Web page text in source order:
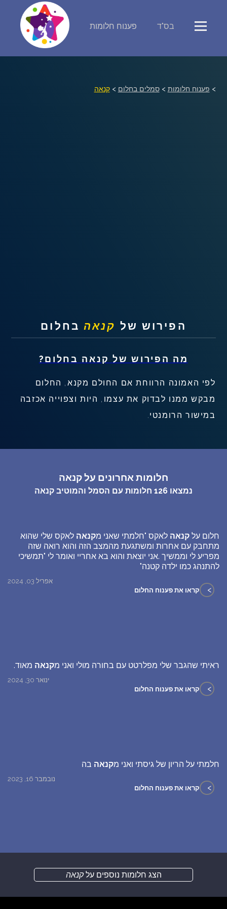
פענוח חלומות
בס"ד
סמלים בחלום
מדיניות פרטיות
הסכם שימוש
1
> פענוח חלומות >סמלים בחלום >קנאה
הפירוש של קנאה בחלום
מה הפירוש של קנאה בחלום?
לפי האמונה הרווחת אם החולם מקנא, החלום
מבקש ממנו לבדוק את עצמו, היות וצפוייה אכזבה
במישור הרומנטי.
חלומות אחרונים על קנאה
נמצאו 126 חלומות עם הסמל והמוטיב קנאה
חלום על קנאה לאקס "חלמתי שאני מקנאה לאקס שלי שהוא
מתחבק עם אחרות ומשתגעת מהמצב הזה והוא רואה שזה
מפריע לי וממשיך .אני יוצאת והוא בא אחריי ואומר לי "תמשיכי
להתנהג כמו ילדה קטנה"
אפריל 03, 2024
> קראו את פענוח החלום
ראיתי שהגבר שלי מפלרטט עם בחורה מולי ואני מקנאה מאוד.
ינואר 30, 2024
> קראו את פענוח החלום
חלמתי על הריון של גיסתי ואני מקנאה בה
נובמבר 16, 2023
> קראו את פענוח החלום
הצג חלומות נוספים עלקנאה